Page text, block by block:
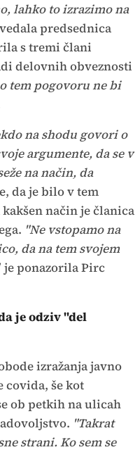
lahko to izrazimo na
predsednica
s tremi člani
delovnih obveznosti
tem pogovoru ne bi
na shodu govori o
argumente, da se v
na način, da
da je bilo v tem
način je članica
"Ne vstopamo na
da na tem svojem
je ponazorila Pirc
je odziv "del
izražanja javno
še kot
ob petkih na ulicah
"Takrat
strani. Ko sem se